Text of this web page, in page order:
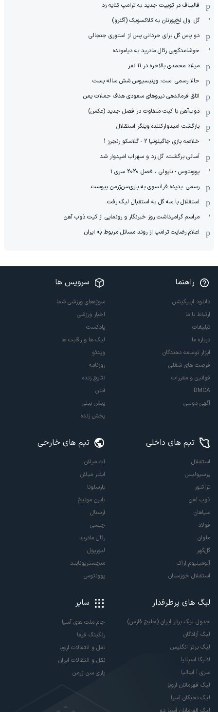
قالیباف در توییت جدید به ترامپ کنایه زد
گل اول لخ‌پوزنان به کلاکسویک (آگنرو)
دو پاس گل برای حردانی پس از استوری جنجالی
خوشامدگویی رئال مادرید به دیامونده
میلاد محمدی بالاخره در 11 نفر
حالا رسمی است: وینیسیوس شش ساله بست
اتاق فرماندهی نیروهای سعودی هدف حملات یمن
ذوب‌آهن با کیت متفاوت در فصل جدید (عکس)
بازگشت امیدوارکننده وینگر استقلال
خلاصه بازی جاگیلونیا 2 - گلاسکو رنجرز 1
آسانی برگشت، گل زد و سهراب امیدوار شد
یوونتوس - ناپولی ، فصل 2020 سری آ
رسمی: پدیده فرانسوی به پاری‌سن‌ژرمن پیوست
استقلال با سه گل به استقبال لیگ رفت
مراسم گرامیداشت روز خبرنگار و رونمایی از کیت ذوب آهن
اعلام رضایت ترامپ از روند مسائل مربوط به ایران
راهنما
دانلود اپلیکیشن
ارتباط با ما
تبلیغات
درباره ما
ابزار توسعه دهندگان
فرصت های شغلی
قوانین و مقررات
DMCA
آگهی دولتی
سرویس ها
سوژه‌های ورزشی شما
اخبار ورزشی
پادکست
لیگ ها و رقابت ها
ویدئو
روزنامه
نتایج زنده
آنتن
پیش بینی
پخش زنده
تیم های داخلی
استقلال
پرسپولیس
تراکتور
ذوب آهن
سپاهان
فولاد
ملوان
گل‌گهر
آلومینیوم اراک
استقلال خوزستان
تیم های خارجی
آث میلان
اینتر میلان
بارسلونا
بایرن مونیخ
آرسنال
چلسی
رئال مادرید
لیورپول
منچستریونایتد
یوونتوس
لیگ های پرطرفدار
جدول لیگ برتر ایران (خلیج فارس)
لیگ آزادگان
لیگ برتر انگلیس
لالیگا اسپانیا
سری آ ایتالیا
لیگ قهرمانان اروپا
لیگ نخبگان آسیا
سایر
جام ملت های آسیا
رنکینگ فیفا
نقل و انتقالات اروپا
نقل و انتقالات ایران
پاری سن ژرمن